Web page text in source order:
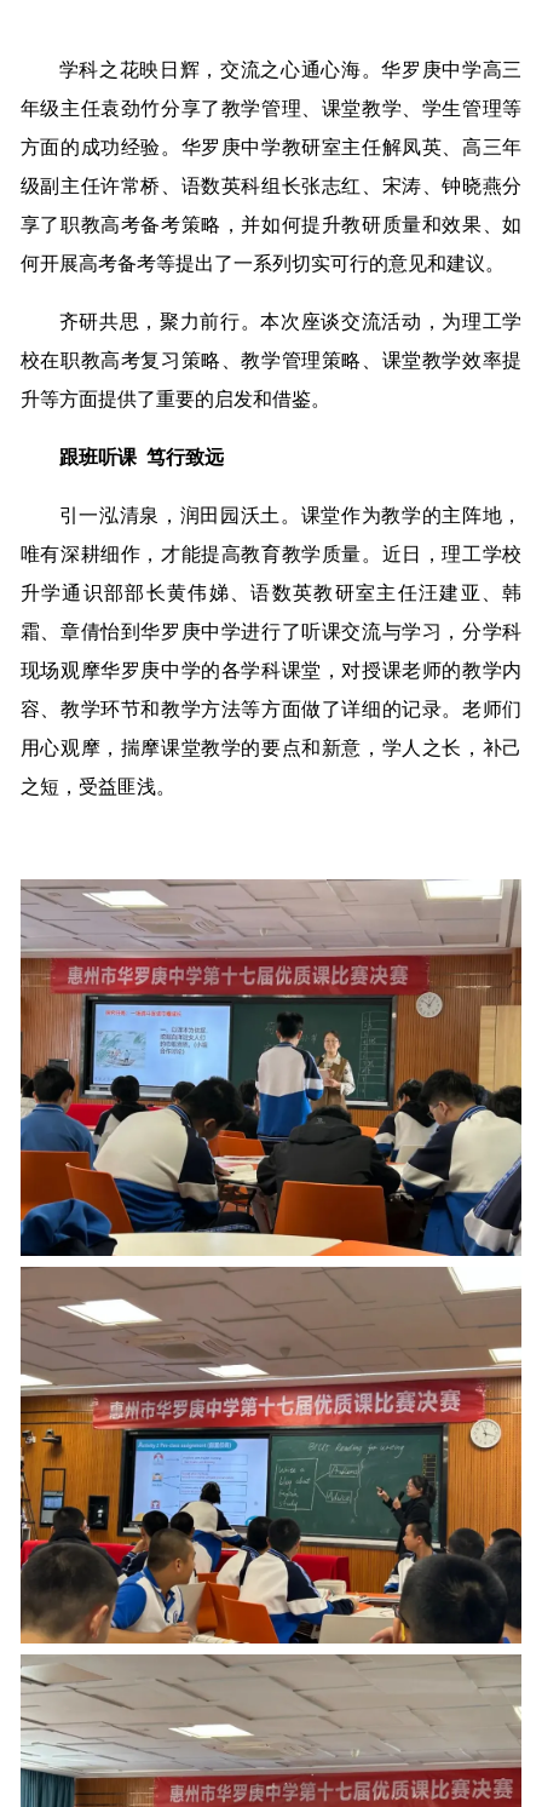
学科之花映日辉，交流之心通心海。华罗庚中学高三
年级主任袁劲竹分享了教学管理、课堂教学、学生管理等
方面的成功经验。华罗庚中学教研室主任解凤英、高三年
级副主任许常桥、语数英科组长张志红、宋涛、钟晓燕分
享了职教高考备考策略，并如何提升教研质量和效果、如
何开展高考备考等提出了一系列切实可行的意见和建议。
齐研共思，聚力前行。本次座谈交流活动，为理工学
校在职教高考复习策略、教学管理策略、课堂教学效率提
升等方面提供了重要的启发和借鉴。
跟班听课 笃行致远
引一泓清泉，润田园沃土。课堂作为教学的主阵地，
唯有深耕细作，才能提高教育教学质量。近日，理工学校
升学通识部部长黄伟娣、语数英教研室主任汪建亚、韩
霜、章倩怡到华罗庚中学进行了听课交流与学习，分学科
现场观摩华罗庚中学的各学科课堂，对授课老师的教学内
容、教学环节和教学方法等方面做了详细的记录。老师们
用心观摩，揣摩课堂教学的要点和新意，学人之长，补己
之短，受益匪浅。